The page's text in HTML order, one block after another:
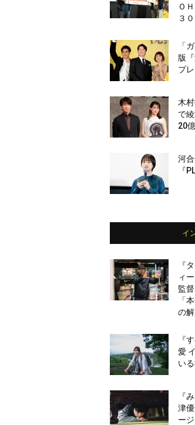
Ｏ
３
「
版
プ
木
で
20
河
『
イ
『
ィ
監
「
の
『
愛
い
『
津
ー